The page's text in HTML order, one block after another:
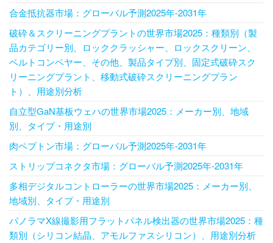
合金抵抗器市場：グローバル予測2025年-2031年
破砕＆スクリーニングプラントの世界市場2025：種類別（製
品カテゴリー別、ロッククラッシャー、ロックスクリーン、
ベルトコンベヤー、その他、製品タイプ別、固定式破砕スク
リーニングプラント、移動式破砕スクリーニングプラン
ト）、用途別分析
自立型GaN基板ウェハの世界市場2025：メーカー別、地域
別、タイプ・用途別
肉ペプトン市場：グローバル予測2025年-2031年
ストリップコネクタ市場：グローバル予測2025年-2031年
多相デジタルコントローラーの世界市場2025：メーカー別、
地域別、タイプ・用途別
パノラマX線撮影用フラットパネル検出器の世界市場2025：種
類別（シリコン結晶、アモルファスシリコン）、用途別分析